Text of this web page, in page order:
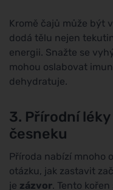
Kromě čajů může být
dodá tělu nejen
energii. Snažte se
mohou oslabovat
dehydratuje.
3. Přírodní
česneku
Příroda nabízí mnoho
otázku, jak zastavit
je zázvor. Tento